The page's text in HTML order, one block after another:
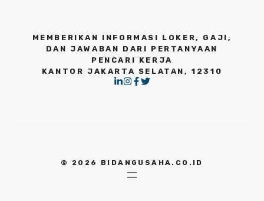
MEMBERIKAN INFORMASI LOKER, GAJI,
DAN JAWABAN DARI PERTANYAAN
PENCARI KERJA
KANTOR JAKARTA SELATAN, 12310
© 2026 BIDANGUSAHA.CO.ID